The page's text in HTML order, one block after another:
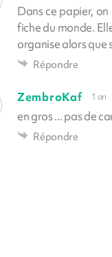
Dans ce papier,
fiche du monde.
organise alors que
Répondre
ZembroKaf 1 an
en gros ... pas de
Répondre